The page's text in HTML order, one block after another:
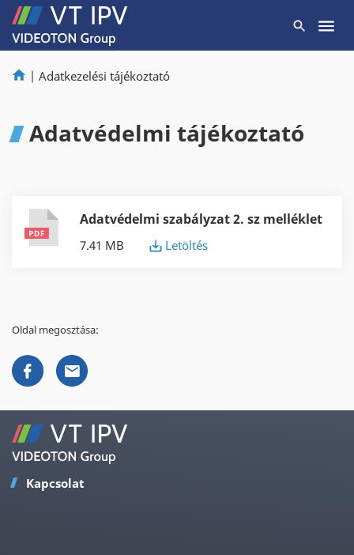
| Adatkezelési tájékoztató
Adatvédelmi tájékoztató
Adatvédelmi szabályzat 2. sz melléklet
7.41 MB Letöltés
Oldal megosztása:
Kapcsolat